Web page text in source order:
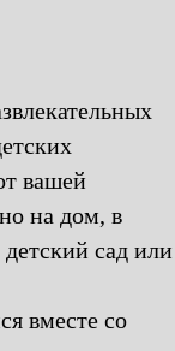
вашей
на дом, в
сад или
вместе со